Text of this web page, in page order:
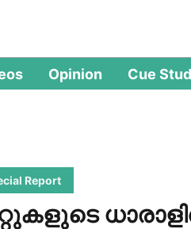
Opinion Cue
Report